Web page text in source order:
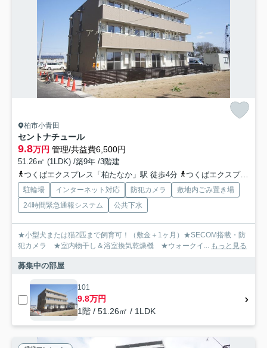
柏市小青田
セントナチュール
9.8万円 管理/共益費6,500円
51.26㎡ (1LDK) /築9年 /3階建
つくばエクスプレス「柏たなか」駅 徒歩4分
つくばエクスプレス「柏の葉キャンパス」駅 徒歩34分
駐輪場 インターネット対応 防犯カメラ
敷地内ごみ置き場
24時間緊急通報システム
公共下水
★小型犬または猫2匹まで飼育可！（敷金＋1ヶ月）★SECOM搭載・防
犯カメラ ★室内物干し＆浴室換気乾燥機 ★ウォークイ... もっと見る
募集中の部屋
101
9.8万円
1階 / 51.26㎡ / 1LDK